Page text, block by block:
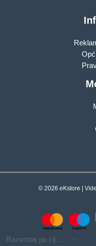
© 2026 eKstore |